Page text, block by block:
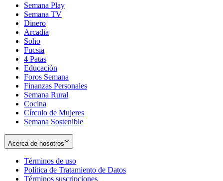
Semana Play
Semana TV
Dinero
Arcadia
Soho
in
new
window
Fucsia
in
new
window
4 Patas
Educación
Foros Semana
Finanzas Personales
Semana Rural
Cocina
Círculo de Mujeres
Semana Sostenible
Acerca de nosotros
Términos de uso
in
new
Política de Tratamiento de Datos
Términos suscripciones